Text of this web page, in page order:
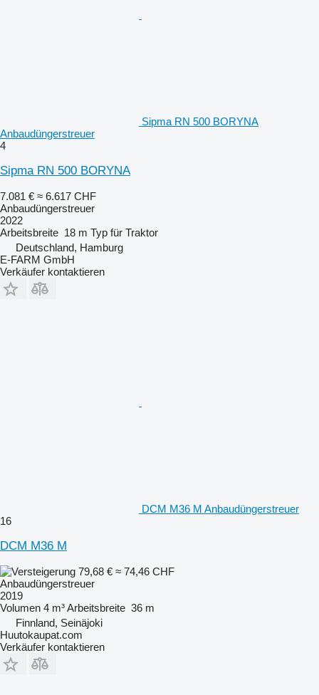
Sipma RN 500 BORYNA
Anbaudüngerstreuer
4
Sipma RN 500 BORYNA
7.081 € ≈ 6.617 CHF
Anbaudüngerstreuer
2022
Arbeitsbreite 18 m Typ für Traktor
Deutschland, Hamburg
E-FARM GmbH
Verkäufer kontaktieren
DCM M36 M Anbaudüngerstreuer
16
DCM M36 M
79,68 € ≈ 74,46 CHF
Anbaudüngerstreuer
2019
Volumen 4 m³Arbeitsbreite 36 m
Finnland, Seinäjoki
Huutokaupat.com
Verkäufer kontaktieren